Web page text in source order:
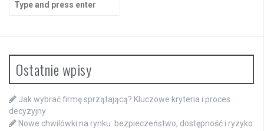
for:
Ostatnie wpisy
Jak wybrać firmę sprzątającą? Kluczowe kryteria i proces
decyzyjny
Nowe chwilówki na rynku: bezpieczeństwo, dostępność i ryzyko